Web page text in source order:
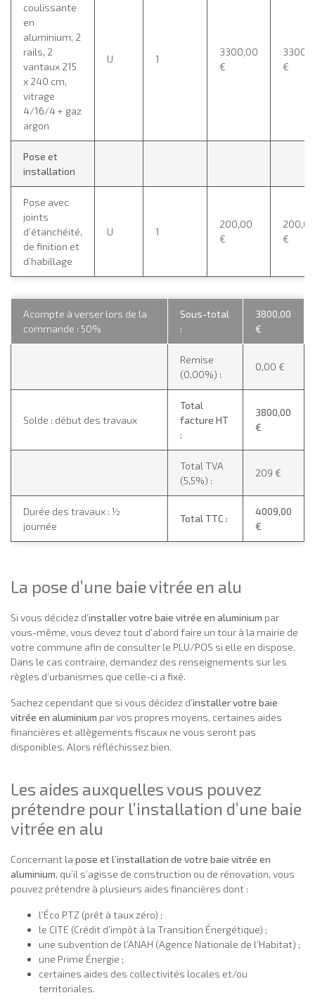
coulissante
en
aluminium, 2
rails, 2
vantaux 215
x 240 cm,
vitrage
4/16/4 + gaz
argon
U 1
3300,00
€
€
Pose et
installation
Pose avec
joints
d’étanchéité,
de finition et
d’habillage
U 1
200,00
€
200,00
€
Acompte à verser lors de la
commande : 50%
Sous-total
:
3800,00
€
Remise
(0,00%) :
0,00 €
Solde : début des travaux
Total
facture HT
:
3800,00
€
Total TVA
(5,5%) :
209 €
Durée des travaux : ½
journée
Total TTC :
4009,00
€
La pose d’une baie vitrée en alu
Si vous décidez d’installer votre baie vitrée en aluminium par
vous-même, vous devez tout d’abord faire un tour à la mairie de
votre commune afin de consulter le PLU/POS si elle en dispose.
Dans le cas contraire, demandez des renseignements sur les
règles d’urbanismes que celle-ci a fixé.
Sachez cependant que si vous décidez d’installer votre baie
vitrée en aluminium par vos propres moyens, certaines aides
financières et allègements fiscaux ne vous seront pas
disponibles. Alors réfléchissez bien.
Les aides auxquelles vous pouvez
prétendre pour l’installation d’une baie
vitrée en alu
Concernant la pose et l’installation de votre baie vitrée en
aluminium, qu’il s’agisse de construction ou de rénovation, vous
pouvez prétendre à plusieurs aides financières dont :
l’Éco PTZ (prêt à taux zéro) ;
le CITE (Crédit d’impôt à la Transition Énergétique) ;
une subvention de l’ANAH (Agence Nationale de l’Habitat) ;
une Prime Énergie ;
certaines aides des collectivités locales et/ou
territoriales.